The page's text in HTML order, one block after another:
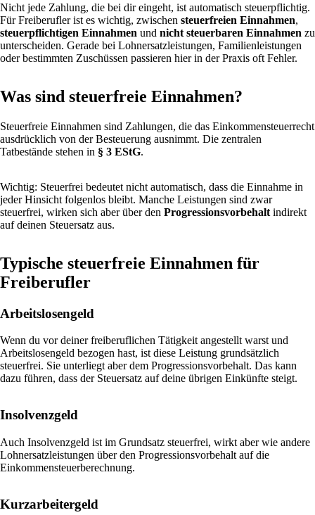
Nicht jede Zahlung, die bei dir eingeht, ist automatisch steuerpflichtig.
Für Freiberufler ist es wichtig, zwischen steuerfreien Einnahmen,
steuerpflichtigen Einnahmen und nicht steuerbaren Einnahmen zu
unterscheiden. Gerade bei Lohnersatzleistungen, Familienleistungen
oder bestimmten Zuschüssen passieren hier in der Praxis oft Fehler.
Was sind steuerfreie Einnahmen?
Steuerfreie Einnahmen sind Zahlungen, die das Einkommensteuerrecht
ausdrücklich von der Besteuerung ausnimmt. Die zentralen
Tatbestände stehen in § 3 EStG.
Wichtig: Steuerfrei bedeutet nicht automatisch, dass die Einnahme in
jeder Hinsicht folgenlos bleibt. Manche Leistungen sind zwar
steuerfrei, wirken sich aber über den Progressionsvorbehalt indirekt
auf deinen Steuersatz aus.
Typische steuerfreie Einnahmen für
Freiberufler
Arbeitslosengeld
Wenn du vor deiner freiberuflichen Tätigkeit angestellt warst und
Arbeitslosengeld bezogen hast, ist diese Leistung grundsätzlich
steuerfrei. Sie unterliegt aber dem Progressionsvorbehalt. Das kann
dazu führen, dass der Steuersatz auf deine übrigen Einkünfte steigt.
Insolvenzgeld
Auch Insolvenzgeld ist im Grundsatz steuerfrei, wirkt aber wie andere
Lohnersatzleistungen über den Progressionsvorbehalt auf die
Einkommensteuerberechnung.
Kurzarbeitergeld